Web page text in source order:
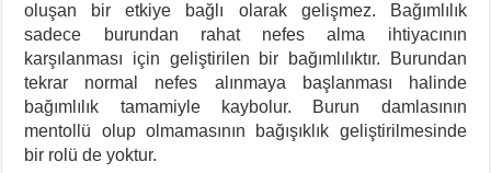
oluşan bir etkiye bağlı olarak gelişmez. Bağımlılık
sadece burundan rahat nefes alma ihtiyacının
karşılanması için geliştirilen bir bağımlılıktır. Burundan
tekrar normal nefes alınmaya başlanması halinde
bağımlılık tamamiyle kaybolur. Burun damlasının
mentollü olup olmamasının bağışıklık geliştirilmesinde
bir rolü de yoktur.